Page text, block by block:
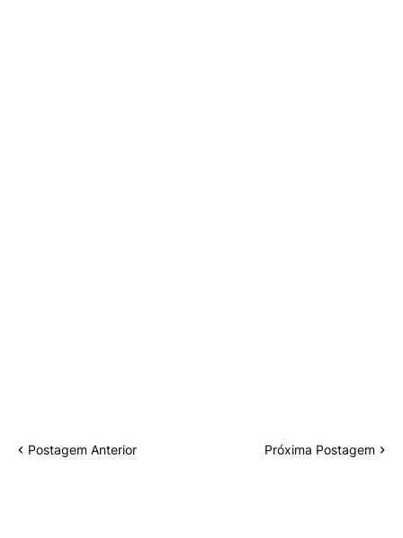
Postagem Anterior Próxima Postagem